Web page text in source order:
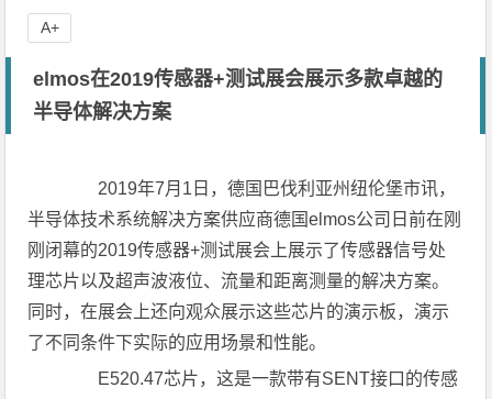
elmos在2019传感器+测试展会展示多款卓越的
半导体解决方案
2019年7月1日，德国巴伐利亚州纽伦堡市讯，
半导体技术系统解决方案供应商德国elmos公司日前在刚
刚闭幕的2019传感器+测试展会上展示了传感器信号处
理芯片以及超声波液位、流量和距离测量的解决方案。
同时，在展会上还向观众展示这些芯片的演示板，演示
了不同条件下实际的应用场景和性能。
E520.47芯片，这是一款带有SENT接口的传感
A+